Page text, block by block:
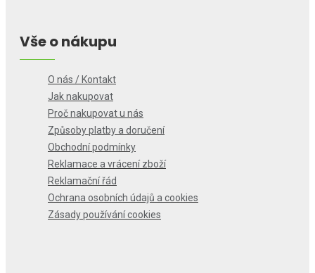
Vše o nákupu
O nás / Kontakt
Jak nakupovat
Proč nakupovat u nás
Způsoby platby a doručení
Obchodní podmínky
Reklamace a vrácení zboží
Reklamační řád
Ochrana osobních údajů a cookies
Zásady používání cookies